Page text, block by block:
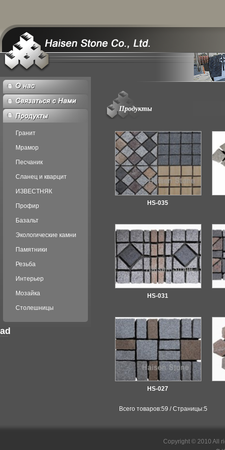
Гранит
Мрамор
Песчаник
Сланец и кварцит
ИЗВЕСТНЯК
Профир
Базальт
Экологические камни
Памятники
Резьба
Интерьер
Мозайка
Столешницы
ad
Продукты
HS-035
HS-031
HS-027
Всего товаров:59 / Страницы:5
Copyright © 2010 All